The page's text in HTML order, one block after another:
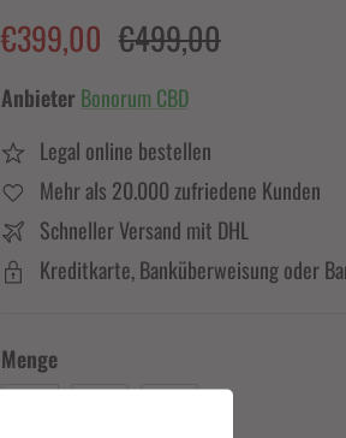
€399,00 €499,00
Anbieter Bonorum CBD
Legal online bestellen
Mehr als 20.000 zufriedene Kunden
Schneller Versand mit DHL
Kreditkarte, Banküberweisung oder
Menge